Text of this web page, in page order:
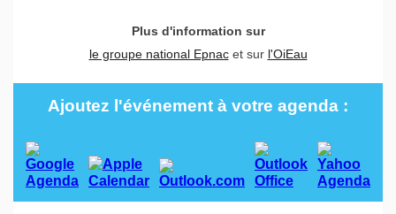
Plus d'information sur
le groupe national Epnacet sur l'OiEau
Ajoutez l'événement à votre agenda :